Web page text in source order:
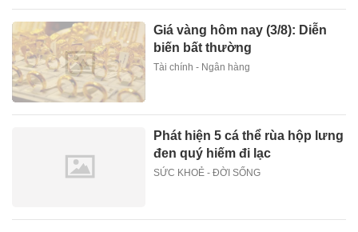
Giá vàng hôm nay (3/8): Diễn
biến bất thường
Tài chính - Ngân hàng
Phát hiện 5 cá thể rùa hộp lưng
đen quý hiếm đi lạc
SỨC KHOẺ - ĐỜI SỐNG